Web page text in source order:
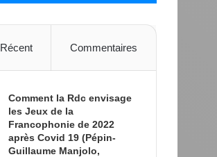
Récent Commentaires
Comment la Rdc envisage
les Jeux de la
Francophonie de 2022
après Covid 19 (Pépin-
Guillaume Manjolo,